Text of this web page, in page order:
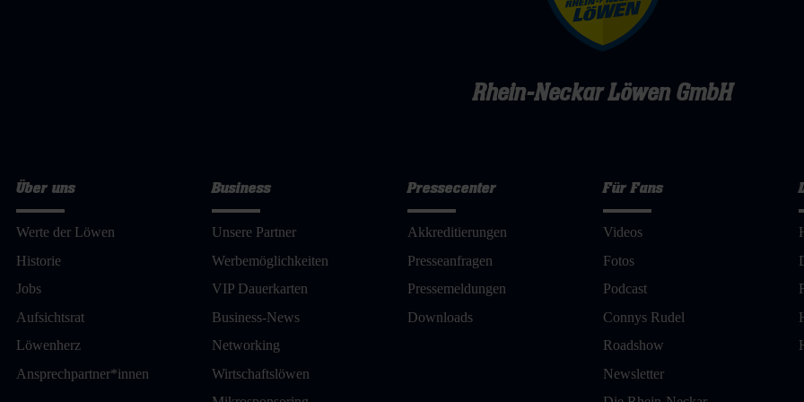
Rhein-Neckar Löwen GmbH
Über uns
Werte der Löwen
Historie
Jobs
Aufsichtsrat
Löwenherz
Ansprechpartner*innen
Business
Unsere Partner
Werbemöglichkeiten
VIP Dauerkarten
Business-News
Networking
Wirtschaftslöwen
Pressecenter
Akkreditierungen
Presseanfragen
Pressemeldungen
Downloads
Für Fans
Videos
Fotos
Podcast
Connys Rudel
Roadshow
Newsletter